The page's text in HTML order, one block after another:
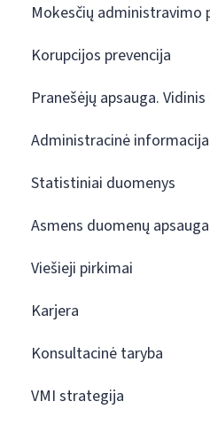
Mokesčių administravimo
Korupcijos prevencija
Pranešėjų apsauga.
Administracinė informacija
Statistiniai duomenys
Asmens duomenų apsauga
Viešieji pirkimai
Karjera
Konsultacinė taryba
VMI strategija